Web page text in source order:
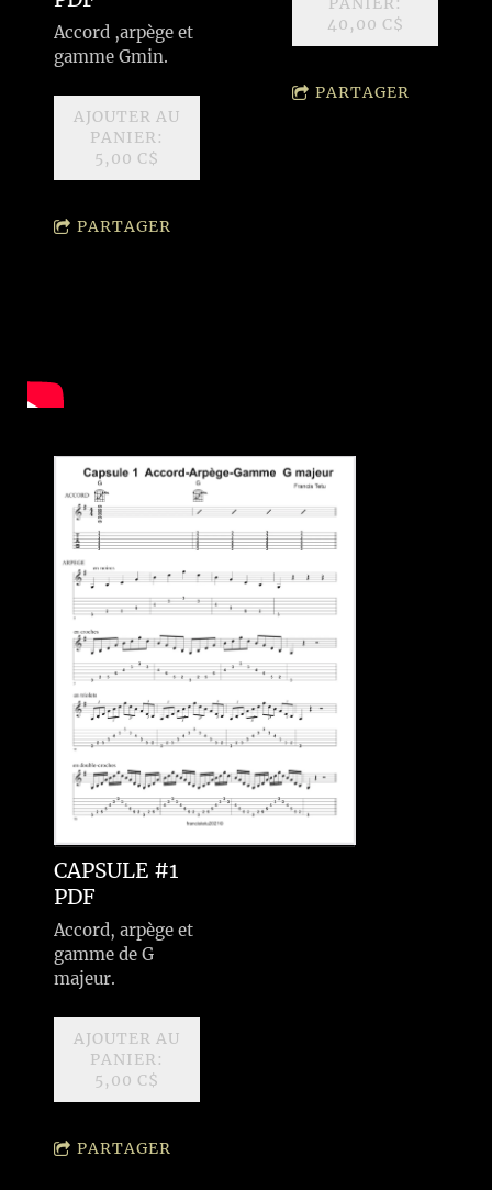
Accord ,arpège et
gamme Gmin.
AJOUTER AU
PANIER:
5,00 C$
PARTAGER
CAPSULE #1
PDF
Accord, arpège et
gamme de G
majeur.
AJOUTER AU
PANIER:
5,00 C$
PARTAGER
40,00 C$
PARTAGER